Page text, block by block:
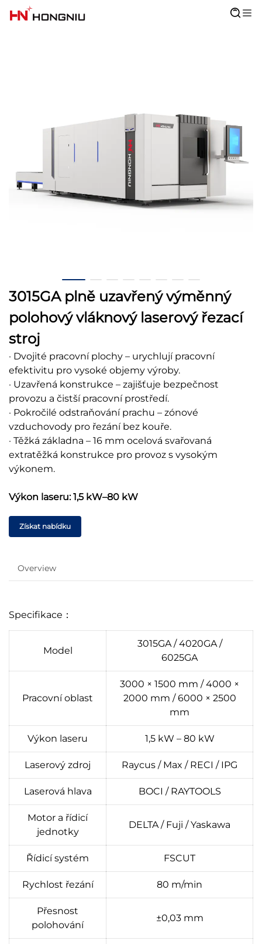
3015GA plně uzavřený výměnný
polohový vláknový laserový řezací
stroj
· Dvojité pracovní plochy – urychlují pracovní
efektivitu pro vysoké objemy výroby.
· Uzavřená konstrukce – zajišťuje bezpečnost
provozu a čistší pracovní prostředí.
· Pokročilé odstraňování prachu – zónové
vzduchovody pro řezání bez kouře.
· Těžká základna – 16 mm ocelová svařovaná
extratěžká konstrukce pro provoz s vysokým
výkonem.
Výkon laseru: 1,5 kW–80 kW
Získat nabídku
Overview
Specifikace：
Model
3015GA / 4020GA /
6025GA
Pracovní oblast
3000 × 1500 mm / 4000 ×
2000 mm / 6000 × 2500
mm
Výkon laseru 1,5 kW – 80 kW
Laserový zdroj Raycus / Max / RECI / IPG
Laserová hlava BOCI / RAYTOOLS
Motor a řídicí
jednotky
DELTA / Fuji / Yaskawa
Řídicí systém FSCUT
Rychlost řezání 80 m/min
Přesnost
polohování
±0,03 mm